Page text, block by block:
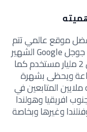
موقع عالمي تتم
متابعته ومشاهدته بعد محرك البحث جوجل Google الشهير
والذي يحقق زيارات تصل إلى أكثر من 2 مليار مستخدم كما
ويحظى بشهرة
المتابعين في
افريقيا وهولندا
وغيرها وبخاصة